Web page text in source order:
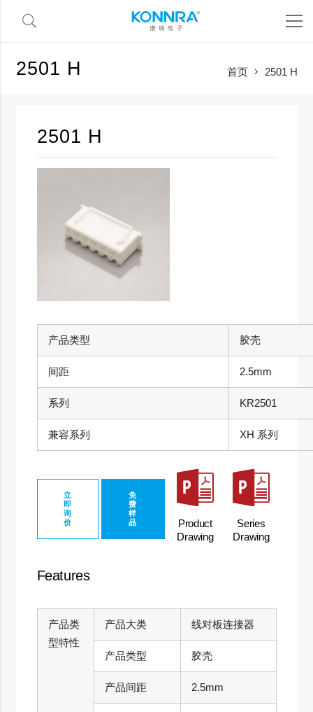
2501 H 首页 2501 H
2501 H
产品类型 胶壳
间距 2.5mm
系列 KR2501
兼容系列 XH 系列
立
即
询
价
免
费
样
品
Product
Drawing
Series
Drawing
Features
产品类
型特性
产品大类 线对板连接器
产品类型 胶壳
产品间距 2.5mm